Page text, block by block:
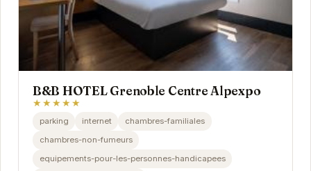
B&B HOTEL Grenoble Centre Alpexpo
★★★★★
parking internet
chambres-familiales
chambres-non-fumeurs
equipements-pour-les-personnes-handicapees